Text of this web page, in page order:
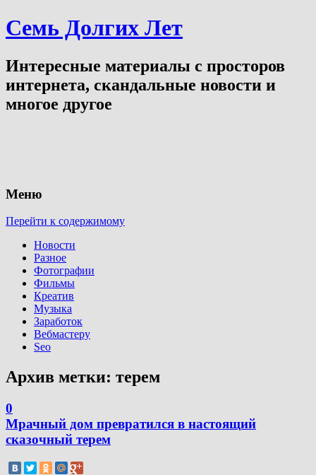
Семь Долгих Лет
Интересные материалы с просторов
интернета, скандальные новости и
многое другое
Меню
Перейти к содержимому
Новости
Разное
Фотографии
Фильмы
Креатив
Музыка
Заработок
Вебмастеру
Seo
Архив метки: терем
0
Мрачный дом превратился в настоящий
сказочный терем